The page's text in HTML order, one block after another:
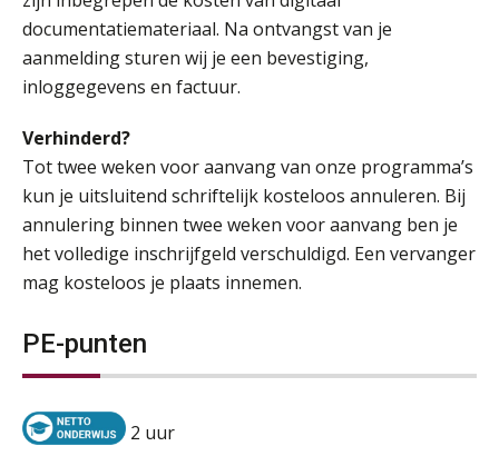
documentatiemateriaal. Na ontvangst van je
aanmelding sturen wij je een bevestiging,
inloggegevens en factuur.
Verhinderd?
Tot twee weken voor aanvang van onze programma’s
kun je uitsluitend schriftelijk kosteloos annuleren. Bij
annulering binnen twee weken voor aanvang ben je
het volledige inschrijfgeld verschuldigd. Een vervanger
mag kosteloos je plaats innemen.
PE-punten
2 uur